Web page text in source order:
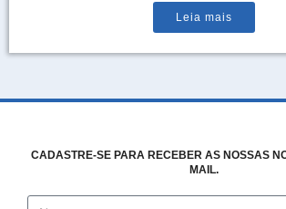
Leia mais
CADASTRE-SE PARA RECEBER AS NOSSAS
MAIL.